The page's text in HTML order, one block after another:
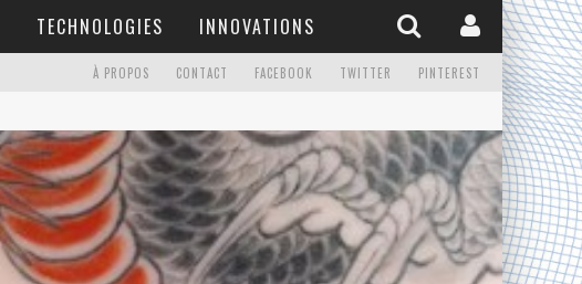
TECHNOLOGIES INNOVATIONS
À PROPOS CONTACT FACEBOOK TWITTER PINTEREST